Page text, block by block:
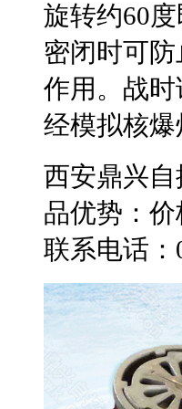
旋转约60
密闭时可
作用。战
经模拟核
西安鼎兴
品优势：
联系电话：